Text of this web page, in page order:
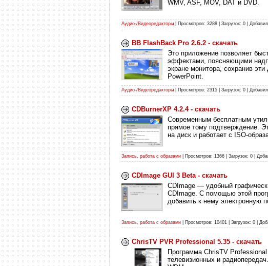
WMV, ASF, MOV, DAT и DVD.
Аудио-/Видеоредакторы | Просмотров: 3288 | Загрузок: 0 |
BB FlashBack Pro 2.6.2 - скачать
Это приложение позволяет
эффектами, поясняющими
экране монитора, сохранив
PowerPoint.
Аудио-/Видеоредакторы | Просмотров: 2315 | Загрузок: 0 |
CDBurnerXP 4.2.4 - скачать
Современным бесплатным
прямое тому подтверждение.
на диск и работает с ISO-
Запись, работа с образами | Просмотров: 1366 | Загрузок: 0 |
CDImage GUI 3 Beta - скачать
CDImage — удобный
CDImage. С помощью этой
добавить к нему электронную
Запись, работа с образами | Просмотров: 10401 | Загрузок: 0 |
ChrisTV PVR Professional 5.35 - скачать
Программа ChrisTV
телевизионных и